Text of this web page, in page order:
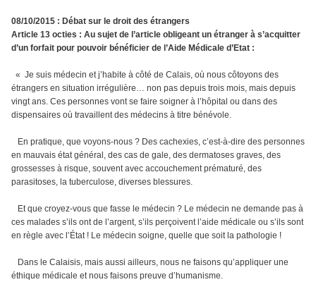
08/10/2015 : Débat sur le droit des étrangers
Article 13 octies : Au sujet de l’article obligeant un étranger à s’acquitter
d’un forfait pour pouvoir bénéficier de l’Aide Médicale d’Etat :
« Je suis médecin et j’habite à côté de Calais, où nous côtoyons des
étrangers en situation irrégulière… non pas depuis trois mois, mais depuis
vingt ans. Ces personnes vont se faire soigner à l’hôpital ou dans des
dispensaires où travaillent des médecins à titre bénévole.
En pratique, que voyons-nous ? Des cachexies, c’est-à-dire des personnes
en mauvais état général, des cas de gale, des dermatoses graves, des
grossesses à risque, souvent avec accouchement prématuré, des
parasitoses, la tuberculose, diverses blessures.
Et que croyez-vous que fasse le médecin ? Le médecin ne demande pas à
ces malades s’ils ont de l’argent, s’ils perçoivent l’aide médicale ou s’ils sont
en règle avec l’État ! Le médecin soigne, quelle que soit la pathologie !
Dans le Calaisis, mais aussi ailleurs, nous ne faisons qu’appliquer une
éthique médicale et nous faisons preuve d’humanisme.